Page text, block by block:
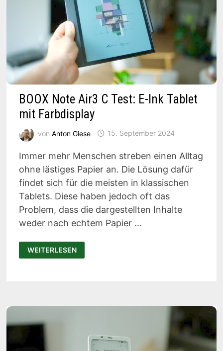
BOOX Note Air3 C Test: E-Ink Tablet
mit Farbdisplay
von Anton Giese 15. September 2024
Immer mehr Menschen streben einen Alltag
ohne lästiges Papier an. Die Lösung dafür
findet sich für die meisten in klassischen
Tablets. Diese haben jedoch oft das
Problem, dass die dargestellten Inhalte
weder nach echtem Papier …
BOOX
NOTE
AIR3
FARBDISPLAY
WEITERLESEN